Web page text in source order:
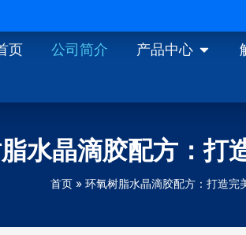
页 公司简介 产品中心 Open
水晶滴胶配方：打
首页 环氧树脂水晶滴胶配方：打造完